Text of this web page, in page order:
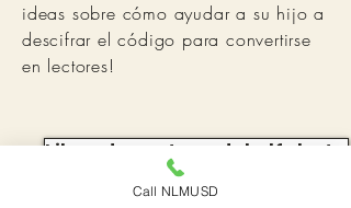
ideas sobre cómo ayudar a su hijo a
descifrar el código para convertirse
en lectores!
Libro de rastreo del alfabeto
Call NLMUSD